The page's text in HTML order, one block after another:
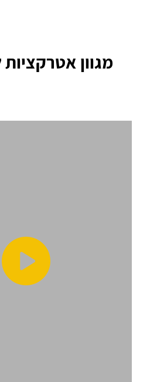
מגוון אטרקציות